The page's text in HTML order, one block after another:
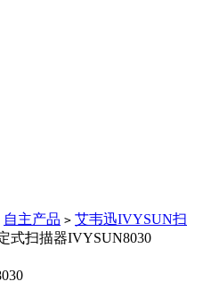
自主产品 > 艾韦迅IVYSUN扫
式扫描器IVYSUN8030